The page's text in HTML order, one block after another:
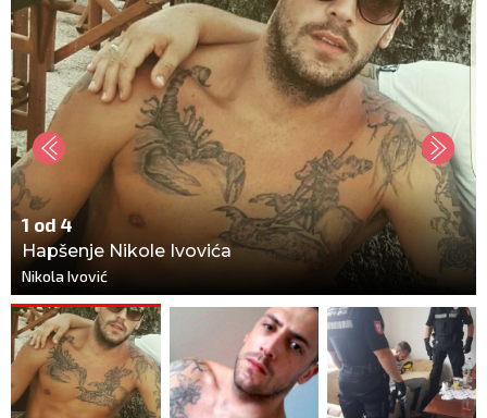
1 od 4
Hapšenje Nikole Ivovića
Nikola Ivović